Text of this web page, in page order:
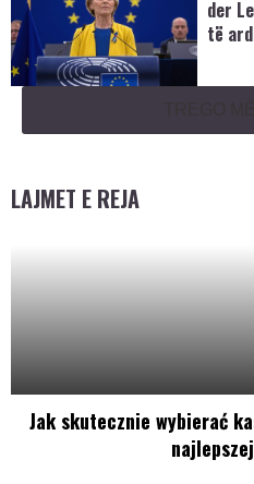
der
të
LAJMET E REJA
Jak skutecznie wybierać